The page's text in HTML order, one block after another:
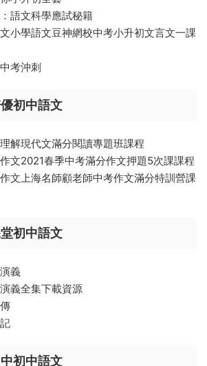
語文科學應試秘籍
小學語文豆神網校中考小升初文言文一課
考沖刺
初中語文
解現代文滿分閱讀專題班課程
文2021春季中考滿分作文押題5次課課程
文上海名師顧老師中考作文滿分特訓營課
初中語文
義
義全集下載資源
初中語文